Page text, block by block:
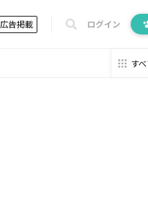
広告掲載 ログイン
す